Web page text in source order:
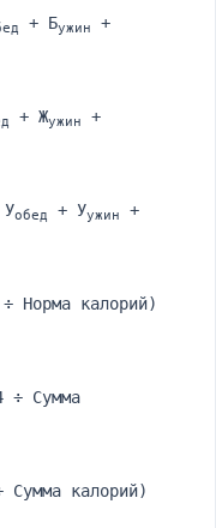
+ Бужин
+
+ Жужин
+
Уобед + Уужин
+
Норма калорий)
÷ Сумма
калорий)